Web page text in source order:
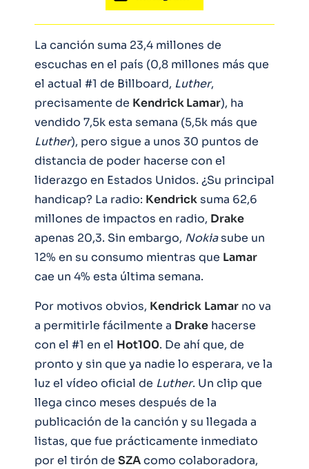
La canción suma 23,4 millones de
escuchas en el país (0,8 millones más que
el actual #1 de Billboard, Luther,
precisamente de Kendrick Lamar), ha
vendido 7,5k esta semana (5,5k más que
Luther), pero sigue a unos 30 puntos de
distancia de poder hacerse con el
liderazgo en Estados Unidos. ¿Su principal
handicap? La radio: Kendricksuma 62,6
millones de impactos en radio, Drake
apenas 20,3. Sin embargo, Nokiasube un
12% en su consumo mientras que Lamar
cae un 4% esta última semana.
Por motivos obvios, Kendrick Lamar no va
a permitirle fácilmente a Drake hacerse
con el #1 en el Hot100. De ahí que, de
pronto y sin que ya nadie lo esperara, ve la
luz el vídeo oficial de Luther. Un clip que
llega cinco meses después de la
publicación de la canción y su llegada a
listas, que fue prácticamente inmediato
por el tirón de SZAcomo colaboradora,